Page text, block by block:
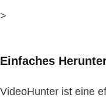
>
Einfaches
VideoHunter ist eine